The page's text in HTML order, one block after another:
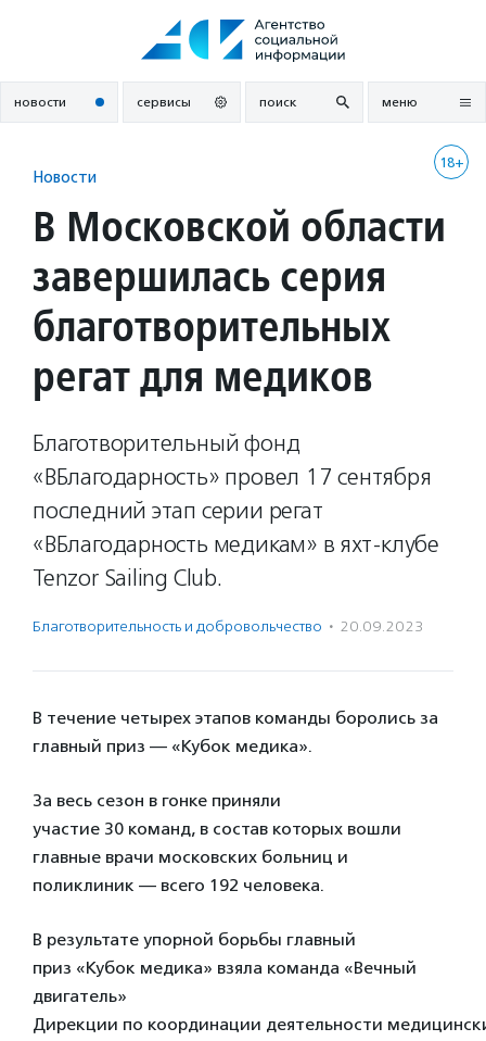
новости сервисы поиск меню
18+
Новости
В Московской области
завершилась серия
благотворительных
регат для медиков
Благотворительный фонд
«ВБлагодарность» провел 17 сентября
последний этап серии регат
«ВБлагодарность медикам» в яхт-клубе
Tenzor Sailing Club.
Благотвори­тель­ность и доброволь­чест­во · 20.09.2023
В течение четырех этапов команды боролись за
главный приз — «Кубок медика».
За весь сезон в гонке приняли
участие 30 команд, в состав которых вошли
главные врачи московских больниц и
поликлиник — всего 192 человека.
В результате упорной борьбы главный
приз «Кубок медика» взяла команда «Вечный
двигатель»
Дирекции по координации деятельности